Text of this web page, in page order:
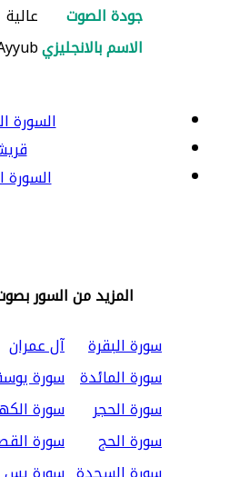
جودة الصوت
عالية
الاسم بالانجليزي
السورة
السورة
المزيد من السور
سورة البقرة
آل عمران
سورة المائدة سورة
سورة الحجر
سورة
سورة الحج
سورة